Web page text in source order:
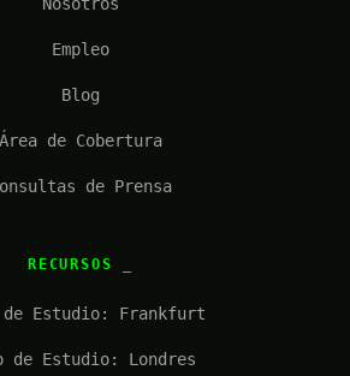
Empleo
Blog
Área de Cobertura
de Prensa
RECURSOS
de Estudio: Frankfurt
de Estudio: Londres